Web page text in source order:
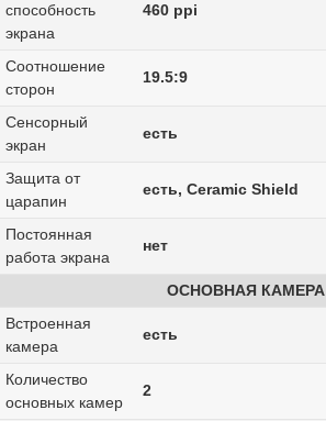
способность
экрана
460 ppi
Соотношение
сторон
19.5:9
Сенсорный
экран
есть
Защита от
царапин
есть, Ceramic Shield
Постоянная
работа экрана
нет
ОСНОВНАЯ КАМЕРА
Встроенная
камера
есть
Количество
основных камер
2